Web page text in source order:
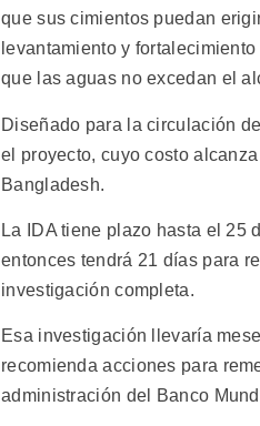
que sus cimientos puedan
levantamiento y
que las aguas no excedan el
Diseñado para la circulación
el proyecto, cuyo costo
Bangladesh.
La IDA tiene plazo hasta el 25
entonces tendrá 21 días para
investigación completa.
Esa investigación llevaría
recomienda acciones para
administración del Banco